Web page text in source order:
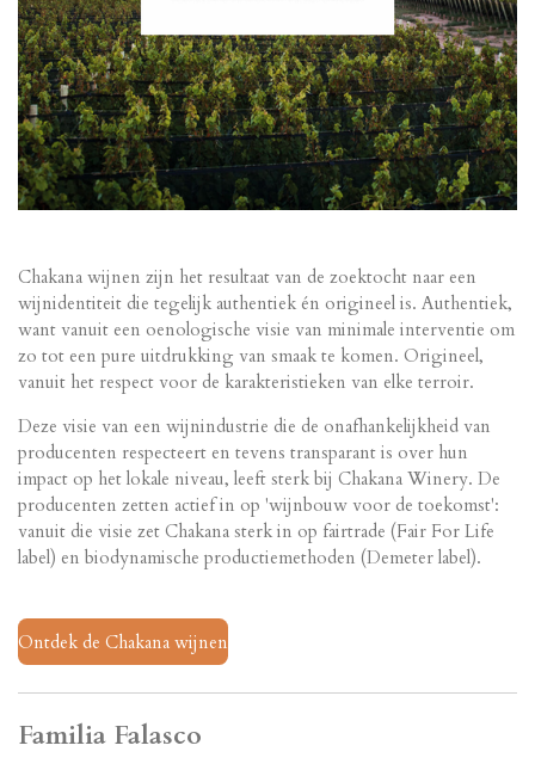
Chakana wijnen zijn het resultaat van de zoektocht naar een
wijnidentiteit die tegelijk authentiek én origineel is. Authentiek,
want vanuit een oenologische visie van minimale interventie om
zo tot een pure uitdrukking van smaak te komen. Origineel,
vanuit het respect voor de karakteristieken van elke terroir.
Deze visie van een wijnindustrie die de onafhankelijkheid van
producenten respecteert en tevens transparant is over hun
impact op het lokale niveau, leeft sterk bij Chakana Winery. De
producenten zetten actief in op 'wijnbouw voor de toekomst':
vanuit die visie zet Chakana sterk in op fairtrade (Fair For Life
label) en biodynamische productiemethoden (Demeter label).
Ontdek de Chakana wijnen
Familia Falasco